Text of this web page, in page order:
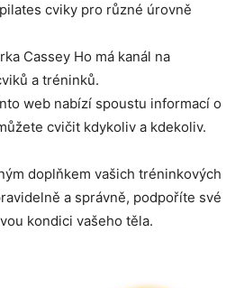
cviky pro různé úrovně
Cassey Ho má kanál na
a tréninků.
web nabízí spoustu informací o
cvičit kdykoliv a kdekoliv.
doplňkem vašich tréninkových
a správně, podpoříte své
kondici vašeho těla.